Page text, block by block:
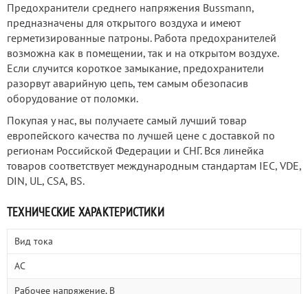
Предохранители среднего напряжения Bussmann,
предназначены для открытого воздуха и имеют
герметизированные патроны. Работа предохранителей
возможна как в помещении, так и на открытом воздухе.
Если случится короткое замыкание, предохранители
разорвут аварийную цепь, тем самым обезопасив
оборудование от поломки.
Покупая у нас, вы получаете самый лучший товар
европейского качества по лучшей цене с доставкой по
регионам Российской Федерации и СНГ. Вся линейка
товаров соответствует международным стандартам IEC, VDE,
DIN, UL, CSA, BS.
ТЕХНИЧЕСКИЕ ХАРАКТЕРИСТИКИ
Вид тока
AC
Рабочее напряжение, В